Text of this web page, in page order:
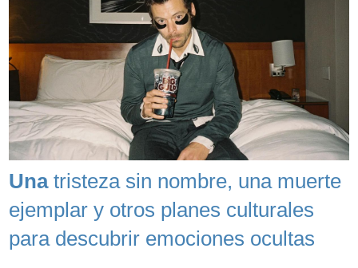
Unatristeza sin nombre, una muerte
ejemplar y otros planes culturales
para descubrir emociones ocultas